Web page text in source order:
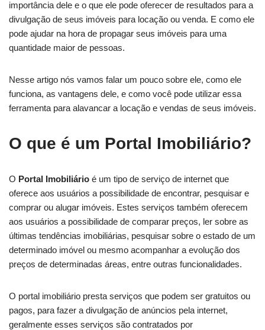
importância dele e o que ele pode oferecer de resultados para a
divulgação de seus imóveis para locação ou venda. E como ele
pode ajudar na hora de propagar seus imóveis para uma
quantidade maior de pessoas.
Nesse artigo nós vamos falar um pouco sobre ele, como ele
funciona, as vantagens dele, e como você pode utilizar essa
ferramenta para alavancar a locação e vendas de seus imóveis.
O que é um Portal Imobiliário?
O Portal Imobiliário é um tipo de serviço de internet que
oferece aos usuários a possibilidade de encontrar, pesquisar e
comprar ou alugar imóveis. Estes serviços também oferecem
aos usuários a possibilidade de comparar preços, ler sobre as
últimas tendências imobiliárias, pesquisar sobre o estado de um
determinado imóvel ou mesmo acompanhar a evolução dos
preços de determinadas áreas, entre outras funcionalidades.
O portal imobiliário presta serviços que podem ser gratuitos ou
pagos, para fazer a divulgação de anúncios pela internet,
geralmente esses serviços são contratados por